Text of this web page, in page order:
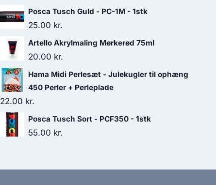
Posca Tusch Guld - PC-1M - 1stk
25.00 kr.
Artello Akrylmaling Mørkerød 75ml
20.00 kr.
Hama Midi Perlesæt - Julekugler til ophæng
450 Perler + Perleplade
22.00 kr.
Posca Tusch Sort - PCF350 - 1stk
55.00 kr.